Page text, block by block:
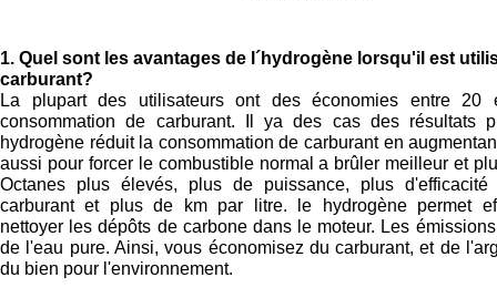
1. Quel sont les avantages de l´hydrogène lorsqu'il est
carburant?
La plupart des utilisateurs ont des économies entre
consommation de carburant. Il ya des cas des résultats
hydrogène réduit la consommation de carburant en
aussi pour forcer le combustible normal a brûler meilleur et
Octanes plus élevés, plus de puissance, plus d'efficacité
carburant et plus de km par litre. le hydrogène permet
nettoyer les dépôts de carbone dans le moteur. Les
de l'eau pure. Ainsi, vous économisez du carburant, et de
du bien pour l'environnement.